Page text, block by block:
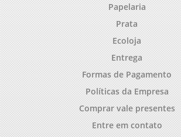
Papelaria
Prata
Ecoloja
Entrega
Formas de Pagamento
Políticas da Empresa
Comprar vale presentes
Entre em contato